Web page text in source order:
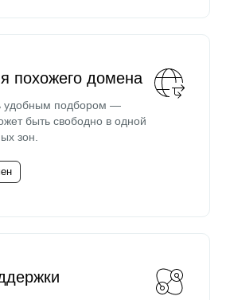
похожего домена
удобным подбором —
быть свободно в одной
зон.